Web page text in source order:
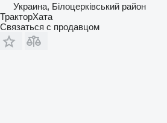
Украина, Білоцерківський район
ТракторХата
Связаться с продавцом